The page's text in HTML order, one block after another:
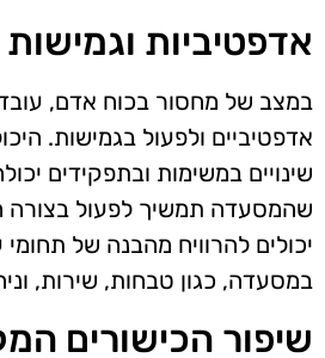
אדפטיביות וגמישות
במצב של מחסור בכוח אדם,
אדפטיביים ולפעול בגמישות.
שינויים במשימות ובתפקידים
שהמסעדה תמשיך לפעול בצורה
יכולים להרוויח מהבנה של תחומי
במסעדה, כגון טבחות, שירות,
שיפור הכישורים